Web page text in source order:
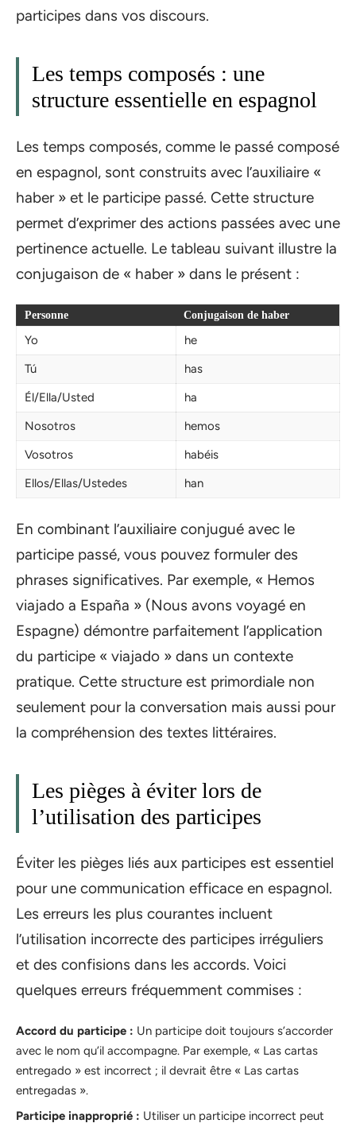
participes dans vos discours.
Les temps composés : une
structure essentielle en espagnol
Les temps composés, comme le passé composé
en espagnol, sont construits avec l’auxiliaire «
haber » et le participe passé. Cette structure
permet d’exprimer des actions passées avec une
pertinence actuelle. Le tableau suivant illustre la
conjugaison de « haber » dans le présent :
Personne Conjugaison de haber
Yo
he
Tú
has
Él/Ella/Usted
ha
Nosotros
hemos
Vosotros
habéis
Ellos/Ellas/Ustedes
han
En combinant l’auxiliaire conjugué avec le
participe passé, vous pouvez formuler des
phrases significatives. Par exemple, « Hemos
viajado a España » (Nous avons voyagé en
Espagne) démontre parfaitement l’application
du participe « viajado » dans un contexte
pratique. Cette structure est primordiale non
seulement pour la conversation mais aussi pour
la compréhension des textes littéraires.
Les pièges à éviter lors de
l’utilisation des participes
Éviter les pièges liés aux participes est essentiel
pour une communication efficace en espagnol.
Les erreurs les plus courantes incluent
l’utilisation incorrecte des participes irréguliers
et des confisions dans les accords. Voici
quelques erreurs fréquemment commises :
Accord du participe : Un participe doit toujours s’accorder
avec le nom qu’il accompagne. Par exemple, « Las cartas
entregado » est incorrect ; il devrait être « Las cartas
entregadas ».
Participe inapproprié : Utiliser un participe incorrect peut